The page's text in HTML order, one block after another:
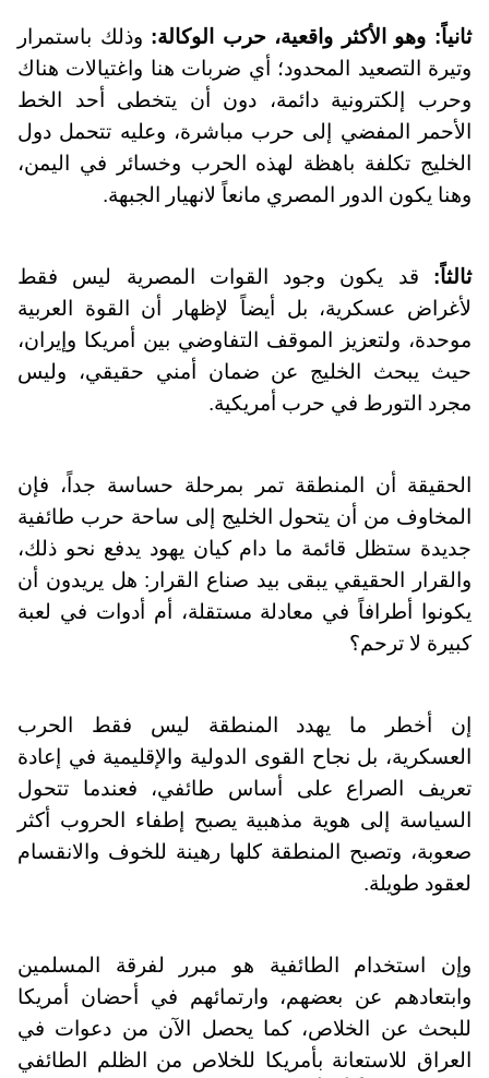
ثانياً: وهو الأكثر واقعية، حرب الوكالة: وذلك باستمرار
وتيرة التصعيد المحدود؛ أي ضربات هنا واغتيالات هناك
وحرب إلكترونية دائمة، دون أن يتخطى أحد الخط
الأحمر المفضي إلى حرب مباشرة، وعليه تتحمل دول
الخليج تكلفة باهظة لهذه الحرب وخسائر في اليمن،
وهنا يكون الدور المصري مانعاً لانهيار الجبهة.
ثالثاً:
قد يكون وجود القوات المصرية ليس فقط
لأغراض عسكرية، بل أيضاً لإظهار أن القوة العربية
موحدة، ولتعزيز الموقف التفاوضي بين أمريكا وإيران،
حيث يبحث الخليج عن ضمان أمني حقيقي، وليس
مجرد التورط في حرب أمريكية.
الحقيقة أن المنطقة تمر بمرحلة حساسة جداً، فإن
المخاوف من أن يتحول الخليج إلى ساحة حرب طائفية
جديدة ستظل قائمة ما دام كيان يهود يدفع نحو ذلك،
والقرار الحقيقي يبقى بيد صناع القرار: هل يريدون أن
يكونوا أطرافاً في معادلة مستقلة، أم أدوات في لعبة
كبيرة لا ترحم؟
إن أخطر ما يهدد المنطقة ليس فقط الحرب
العسكرية، بل نجاح القوى الدولية والإقليمية في إعادة
تعريف الصراع على أساس طائفي، فعندما تتحول
السياسة إلى هوية مذهبية يصبح إطفاء الحروب أكثر
صعوبة، وتصبح المنطقة كلها رهينة للخوف والانقسام
لعقود طويلة.
وإن استخدام الطائفية هو مبرر لفرقة المسلمين
وابتعادهم عن بعضهم، وارتمائهم في أحضان أمريكا
للبحث عن الخلاص، كما يحصل الآن من دعوات في
العراق للاستعانة بأمريكا للخلاص من الظلم الطائفي